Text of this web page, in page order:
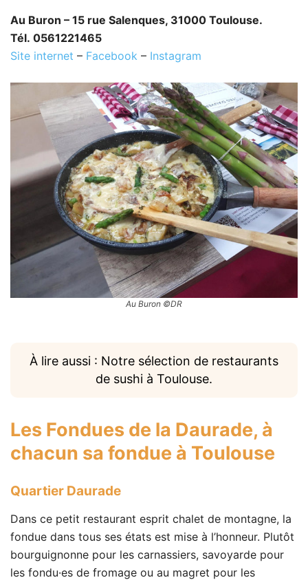
Au Buron – 15 rue Salenques, 31000 Toulouse.
Tél. 0561221465
Site internet – Facebook – Instagram
Au Buron ©DR
À lire aussi : Notre sélection de restaurants
de sushi à Toulouse.
Les Fondues de la Daurade, à
chacun sa fondue à Toulouse
Quartier Daurade
Dans ce petit restaurant esprit chalet de montagne, la
fondue dans tous ses états est mise à l’honneur. Plutôt
bourguignonne pour les carnassiers, savoyarde pour
les fondu·es de fromage ou au magret pour les